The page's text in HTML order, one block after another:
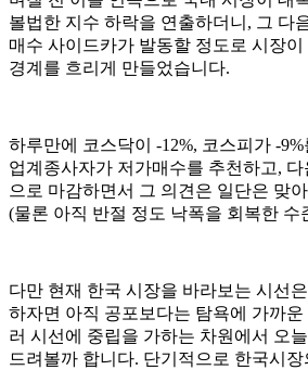
볼법한 지수 하락을 연출하더니, 그 다
매수 사이드카가 발동할 정도로 시장이
경계를 흐리게 만들었습니다.
하루만에 코스닥이 -12%, 코스피가 -
업계종사자가 저가매수를 추천하고,
으로 마감하면서 그 의견은 일단은 맞
(물론 아직 반절 정도 낙폭을 회복한 수
다만 현재 한국 시장을 바라보는 시선
하자면 아직 공포보다는 탐욕에 가까
러 시선에 중립을 가하는 차원에서 오
드려볼까 합니다. 단기적으로 한국시